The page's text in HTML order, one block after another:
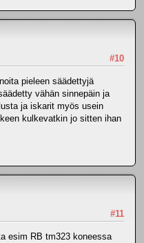
#10
pieleen säädettyjä
vähän sinnepäin ja
ja iskarit myös usein
kulkevatkin jo sitten ihan
#11
esim RB tm323 koneessa